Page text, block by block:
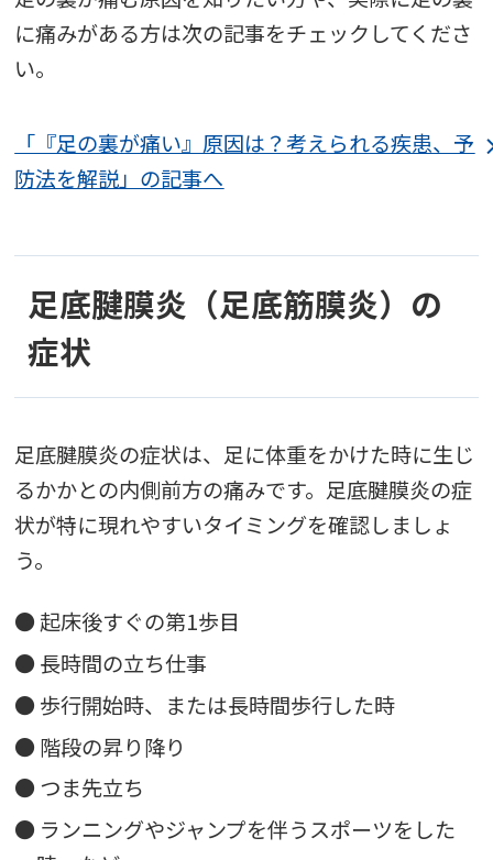
に痛みがある方は次の記事をチェックしてくださ
い。
「『足の裏が痛い』原因は？考えられる疾患、予
防法を解説」の記事へ
足底腱膜炎（足底筋膜炎）の
症状
足底腱膜炎の症状は、足に体重をかけた時に生じ
るかかとの内側前方の痛みです。足底腱膜炎の症
状が特に現れやすいタイミングを確認しましょ
う。
● 起床後すぐの第1歩目
● 長時間の立ち仕事
● 歩行開始時、または長時間歩行した時
● 階段の昇り降り
● つま先立ち
● ランニングやジャンプを伴うスポーツをした